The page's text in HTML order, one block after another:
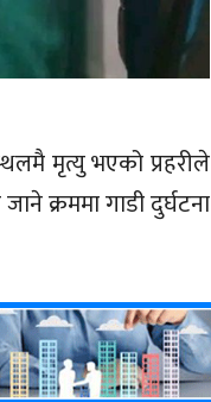
मृत्यु भएको प्रहरीले
क्रममा गाडी दुर्घटना